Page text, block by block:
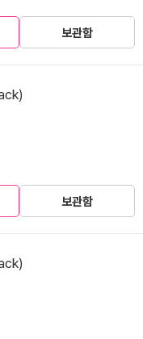
보관함
보관함